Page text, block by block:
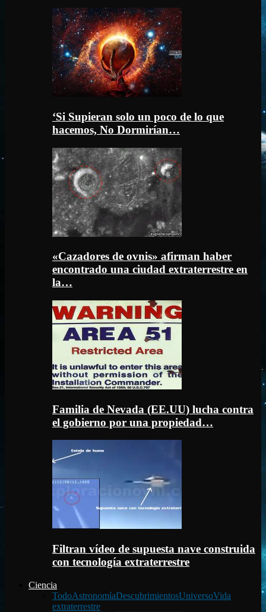
‘Si Supieran solo un poco de lo que
hacemos, No Dormirían…
«Cazadores de ovnis» afirman haber
encontrado una ciudad extraterrestre en
la…
Familia de Nevada (EE.UU) lucha contra
el gobierno por una propiedad…
Filtran vídeo de supuesta nave construida
con tecnología extraterrestre
Ciencia
TodoAstronomíaDescubrimientosUniversoVida
extraterrestre